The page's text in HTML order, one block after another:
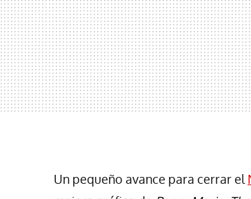
Un pequeño avance para cerrar el